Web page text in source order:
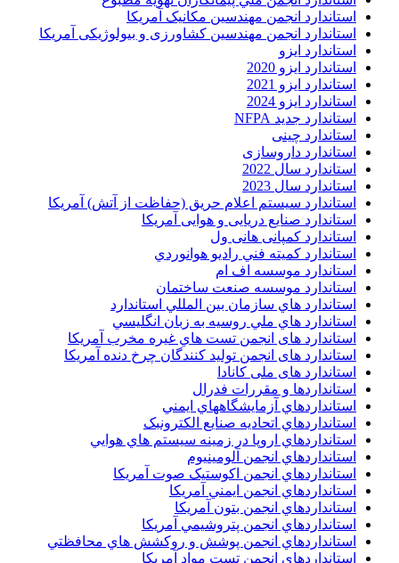
استاندارد انجمن مهندسين مکانيک آمريکا
استاندارد انجمن مهندسین کشاورزی و بیولوژیکی آمریکا
استاندارد ایزو
استاندارد ایزو 2020
استاندارد ایزو 2021
استاندارد ایزو 2024
استاندارد جدید NFPA
استاندارد چینی
استاندارد داروسازی
استاندارد سال 2022
استاندارد سال 2023
استاندارد سیستم اعلام حریق (حفاظت از آتش) آمریکا
استاندارد صنایع دریایی و هوایی آمریکا
استاندارد کمپانی هانی ول
استاندارد کميته فني راديو هوانوردي
استاندارد موسسه اف ام
استاندارد موسسه صنعت ساختمان
استاندارد هاي سازمان بين المللي استاندارد
استاندارد هاي ملي روسيه به زبان انگليسي
استاندارد های انجمن تست هاي غيره مخرب آمريکا
استاندارد های انجمن توليد کنندگان چرخ دنده آمريکا
استاندارد های ملی کانادا
استانداردها و مقررات فدرال
استانداردهاي آزمايشگاههاي ايمني
استانداردهاي اتحاديه صنايع الکترونبک
استانداردهاي اروپا در زمينه سيستم هاي هوايي
استانداردهاي انجمن آلومينيوم
استانداردهاي انجمن اکوستيک صوت آمريکا
استانداردهاي انجمن ايمني آمريکا
استانداردهاي انجمن بتون آمريکا
استانداردهاي انجمن پتروشيمي آمريکا
استانداردهاي انجمن پوشش و روکشش هاي محافظتي
استانداردهاي انجمن تست مواد آمريکا